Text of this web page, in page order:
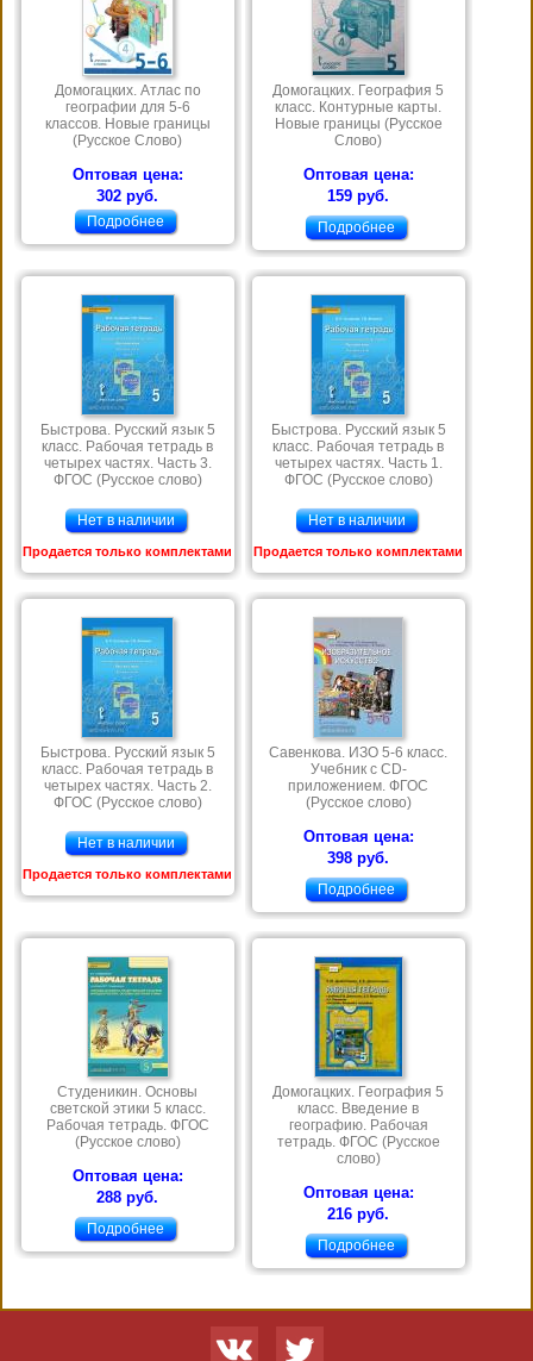
Домогацких. Атлас по
географии для 5-6
классов. Новые границы
(Русское Слово)
Оптовая цена:
302 руб.
Подробнее
Домогацких. География 5
класс. Контурные карты.
Новые границы (Русское
Слово)
Оптовая цена:
159 руб.
Подробнее
Быстрова. Русский язык 5
класс. Рабочая тетрадь в
четырех частях. Часть 3.
ФГОС (Русское слово)
Нет в наличии
Продается только комплектами
Быстрова. Русский язык 5
класс. Рабочая тетрадь в
четырех частях. Часть 1.
ФГОС (Русское слово)
Нет в наличии
Продается только комплектами
Быстрова. Русский язык 5
класс. Рабочая тетрадь в
четырех частях. Часть 2.
ФГОС (Русское слово)
Нет в наличии
Продается только комплектами
Савенкова. ИЗО 5-6 класс.
Учебник с СD-
приложением. ФГОС
(Русское слово)
Оптовая цена:
398 руб.
Подробнее
Студеникин. Основы
светской этики 5 класс.
Рабочая тетрадь. ФГОС
(Русское слово)
Оптовая цена:
288 руб.
Подробнее
Домогацких. География 5
класс. Введение в
географию. Рабочая
тетрадь. ФГОС (Русское
слово)
Оптовая цена:
216 руб.
Подробнее